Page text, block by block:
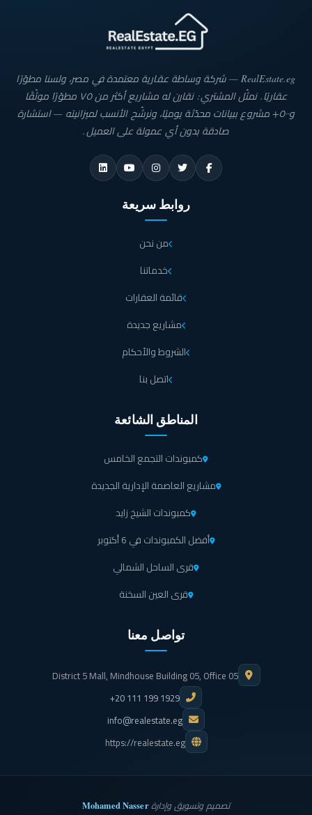
RealEstate.eg — شركة وساطة عقارية معتمدة في مصر، ولسنا مطوّرًا
عقاريًا. نمثّل المشتري: نقارن له مشاريع أكثر من ٧٥ مطوّرًا موثّقًا
و٥٠٠+ مشروع ببيانات محدّثة يوميًا، ونرشّح الأنسب لميزانيته — استشارة
صادقة بدون أي عمولة على العميل.
روابط سريعة
من نحن
خدماتنا
قائمة العقارات
مشاريع جديدة
الشروط والأحكام
اتصل بنا
المناطق الشائعة
كمبوندات التجمع الخامس
مشاريع العاصمة الإدارية الجديدة
كمبوندات الشيخ زايد
أفضل الكمبوندات في 6 أكتوبر
قرى الساحل الشمالي
قرى العين السخنة
تواصل معنا
District 5 Mall, Mindhouse Building 05, Office 05
+20 111 199 1929
info@realestate.eg
https://realestate.eg
تصميم وتسويق وإدارةMohamed Nasser